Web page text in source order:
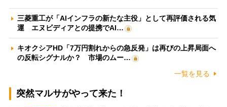
三菱重工が「AIインフラの新たな主役」として再評価される気
運 エヌビディアとの提携でAI…
キオクシアHD「7万円割れからの急反発」は再びの上昇局面へ
の反転シグナルか？ 市場のムー…
一覧を見る
突然マルサがやって来た！